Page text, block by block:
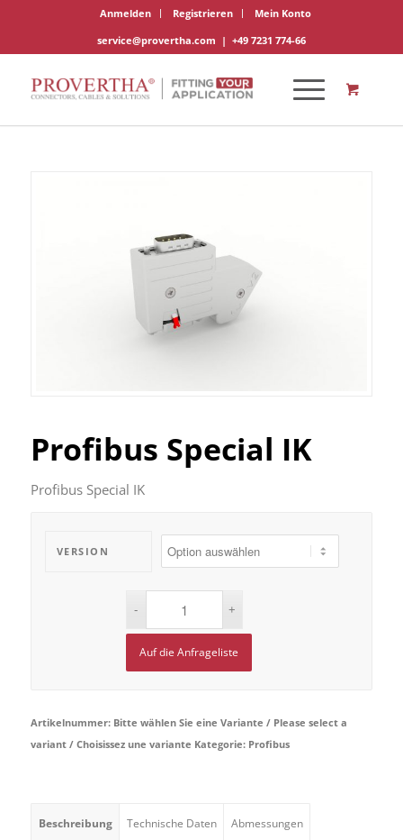
Anmelden Registrieren
Mein Konto
service@provertha.com | +49 7231 774-66
Profibus Special IK
Profibus Special IK
VERSION
Auf die Anfrageliste
Artikelnummer: Bitte wählen Sie eine Variante / Please select a
variant / Choisissez une variante Kategorie: Profibus
Beschreibung Technische Daten Abmessungen